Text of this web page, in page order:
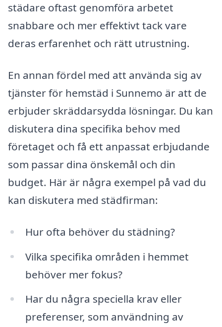
städare oftast genomföra arbetet
snabbare och mer effektivt tack vare
deras erfarenhet och rätt utrustning.
En annan fördel med att använda sig av
tjänster för hemstäd i Sunnemo är att de
erbjuder skräddarsydda lösningar. Du kan
diskutera dina specifika behov med
företaget och få ett anpassat erbjudande
som passar dina önskemål och din
budget. Här är några exempel på vad du
kan diskutera med städfirman:
Hur ofta behöver du städning?
Vilka specifika områden i hemmet
behöver mer fokus?
Har du några speciella krav eller
preferenser, som användning av